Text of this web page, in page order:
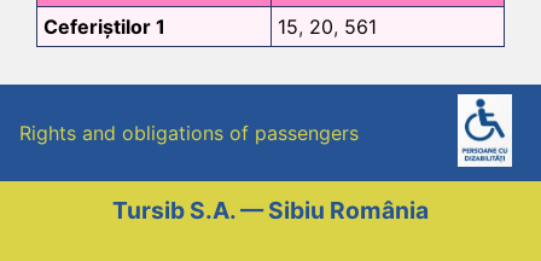
Ceferiștilor 1
15, 20, 561
Rights and obligations of passengers
Tursib S.A. — Sibiu România